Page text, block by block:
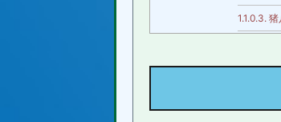
1.1.0.3.猪
1.1.0.5.玉
ここが